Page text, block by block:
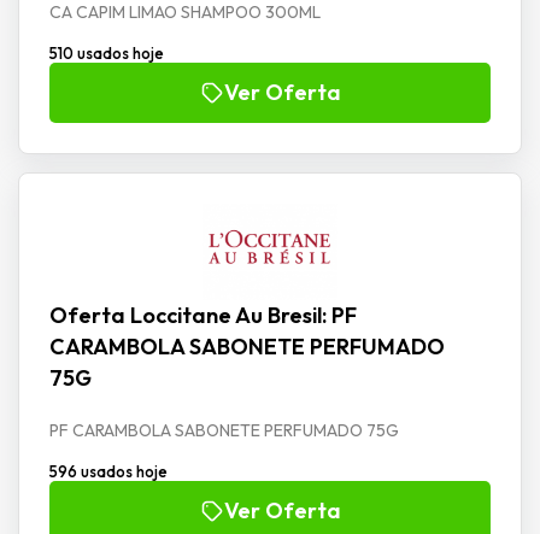
CA CAPIM LIMAO SHAMPOO 300ML
510 usados hoje
Ver Oferta
Oferta Loccitane Au Bresil: PF
CARAMBOLA SABONETE PERFUMADO
75G
PF CARAMBOLA SABONETE PERFUMADO 75G
596 usados hoje
Ver Oferta